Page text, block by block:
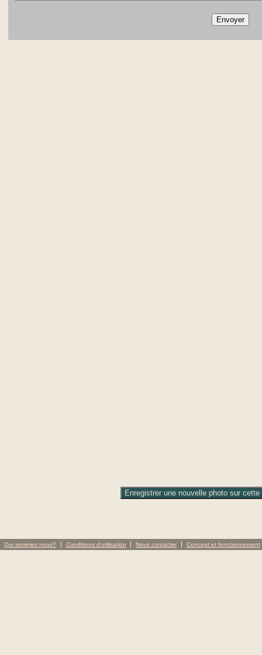
Qui sommes nous? Conditions d'utilisation Nous contacter Concept et fonctionnement